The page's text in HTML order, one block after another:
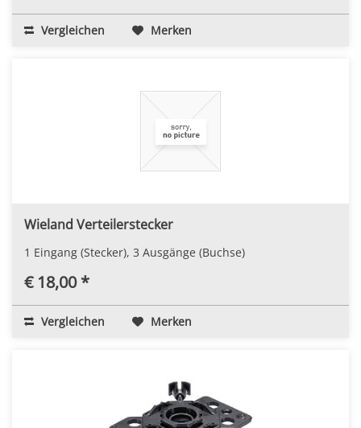
Vergleichen Merken
Wieland Verteilerstecker
1 Eingang (Stecker), 3 Ausgänge (Buchse)
€ 18,00 *
Vergleichen Merken